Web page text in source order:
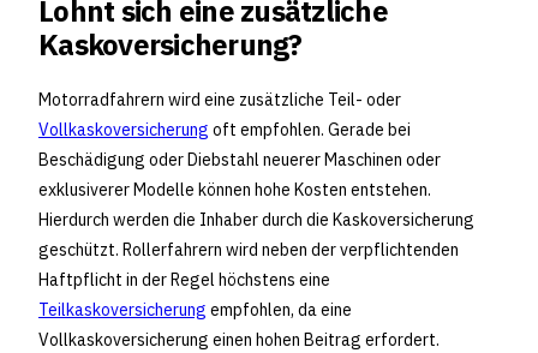
Lohnt sich eine zusätzliche
Kaskoversicherung?
Motorradfahrern wird eine zusätzliche Teil- oder
Vollkaskoversicherung oft empfohlen. Gerade bei
Beschädigung oder Diebstahl neuerer Maschinen oder
exklusiverer Modelle können hohe Kosten entstehen.
Hierdurch werden die Inhaber durch die Kaskoversicherung
geschützt. Rollerfahrern wird neben der verpflichtenden
Haftpflicht in der Regel höchstens eine
Teilkaskoversicherung empfohlen, da eine
Vollkaskoversicherung einen hohen Beitrag erfordert.